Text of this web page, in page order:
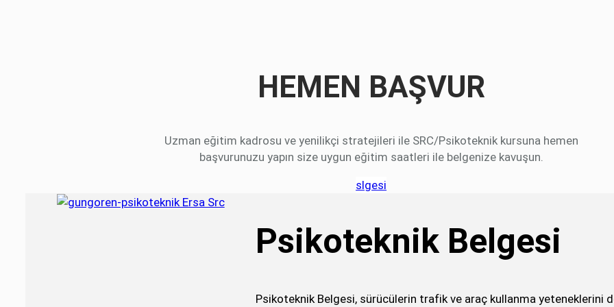
HEMEN BAŞVUR
Uzman eğitim kadrosu ve yenilikçi stratejileri ile SRC/Psikoteknik kursuna hemen
başvurunuzu yapın size uygun eğitim saatleri ile belgenize kavuşun.
slgesi
Psikoteknik Belgesi
Psikoteknik Belgesi, sürücülerin trafik ve araç kullanma yeteneklerini